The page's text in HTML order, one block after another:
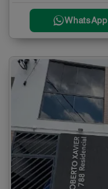
WhatsApp